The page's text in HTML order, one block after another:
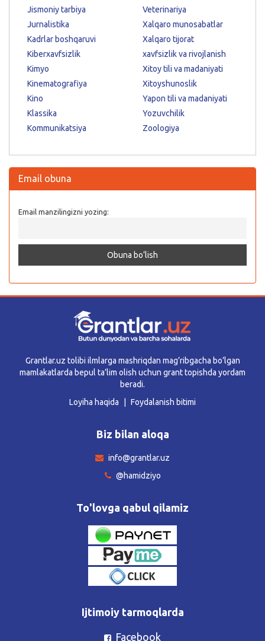
Jismoniy tarbiya
Jurnalistika
Kadrlar boshqaruvi
Kiberxavfsizlik
Kimyo
Kinematografiya
Kino
Klassika
Kommunikatsiya
Veterinariya
Xalqaro munosabatlar
Xalqaro tijorat
xavfsizlik va rivojlanish
Xitoy tili va madaniyati
Xitoyshunoslik
Yapon tili va madaniyati
Yozuvchilik
Zoologiya
Email obuna
Email manzilingizni yozing:
Grantlar.uz tolibi ilmlarga mashriqdan mag’ribgacha bo’lgan
mamlakatlarda bepul ta’lim olish uchun grant topishda yordam
beradi.
Loyiha haqida
Foydalanish bitimi
Biz bilan aloqa
info@grantlar.uz
@hamidziyo
To'lovga qabul qilamiz
Ijtimoiy tarmoqlarda
Facebook